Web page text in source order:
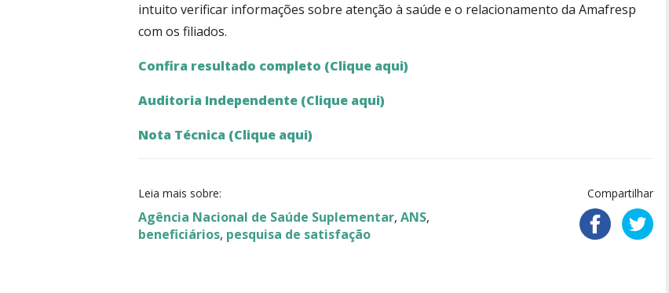
intuito verificar informações sobre atenção à saúde e o relacionamento da Amafresp
com os filiados.
Confira resultado completo (Clique aqui)
Auditoria Independente (Clique aqui)
Nota Técnica (Clique aqui)
Leia mais sobre:
Agência Nacional de Saúde Suplementar, ANS,
beneficiários, pesquisa de satisfação
Compartilhar